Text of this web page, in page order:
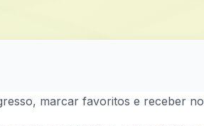
marcar favoritos e receber